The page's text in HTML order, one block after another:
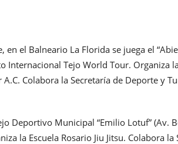
el Balneario La Florida se juega el
Internacional Tejo World Tour. Organiza
Colabora la Secretaría de Deporte y
Deportivo Municipal “Emilio Lotuf” (Av.
la Escuela Rosario Jiu Jitsu. Colabora la